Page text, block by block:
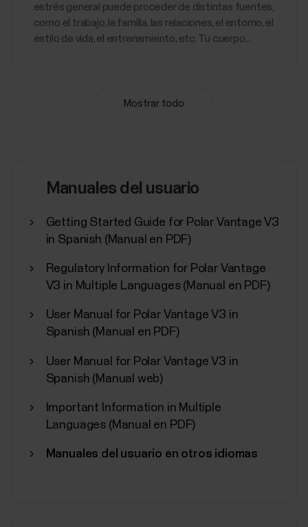
estrés general puede proceder de distintas fuentes,
como el trabajo, la familia, las relaciones, el entorno, el
estilo de vida, el entrenamiento, etc. Tu cuerpo...
una visión holística del esfuerzo que suponen tus
rendimiento. Training Load Pro te indica la carga de...
Perfiles de deporte de Polar
deporte compatibles con Polar Flow y los
dispositivos Polar. Puedes elegir hasta 20 perfiles de
¿Cómo puedo editar los perfiles de deporte y las
vistas de entrenamiento en Polar Flow? para
Mostrar todo
Manuales del usuario
Getting Started Guide for Polar Vantage V3
in Spanish (Manual en PDF)
Regulatory Information for Polar Vantage
V3 in Multiple Languages (Manual en PDF)
User Manual for Polar Vantage V3 in
Spanish (Manual en PDF)
User Manual for Polar Vantage V3 in
Spanish (Manual web)
Important Information in Multiple
Languages (Manual en PDF)
Manuales del usuario en otros idiomas